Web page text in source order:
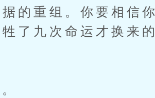
的重组。你要相信你
了九次命运才换来的